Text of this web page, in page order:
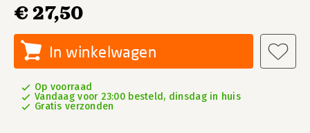
€ 27,50
In winkelwagen
Op voorraad
Vandaag voor 23:00 besteld, dinsdag in huis
Gratis verzonden